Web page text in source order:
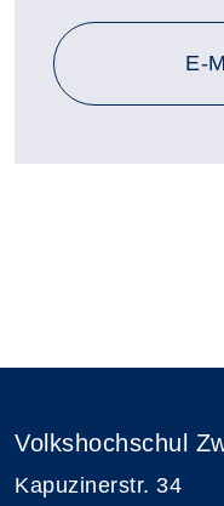
E-
Volkshochschul
Kapuzinerstr. 34